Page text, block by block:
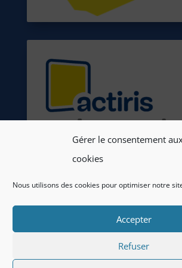
Gérer le consentement
cookies
Nous utilisons des cookies pour optimiser notre
Accepter
Refuser